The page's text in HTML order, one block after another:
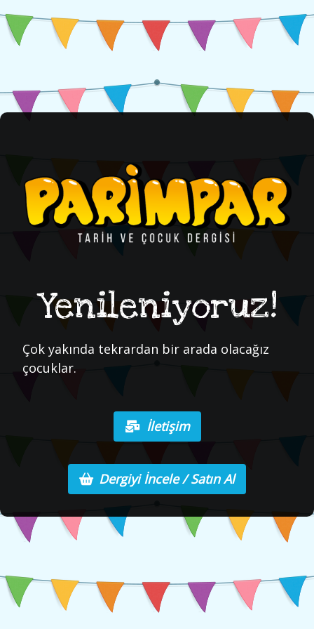
Yenileniyoruz!
Çok yakında tekrardan bir arada olacağız
çocuklar.
İletişim
Dergiyi İncele / Satın Al